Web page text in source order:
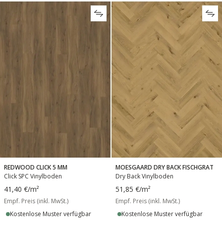
REDWOOD CLICK 5 MM
Click SPC Vinylboden
41,40 €/m²
Empf. Preis (inkl. MwSt.)
Kostenlose Muster verfügbar
MOESGAARD DRY BACK FISCHGRAT
Dry Back Vinylboden
51,85 €/m²
Empf. Preis (inkl. MwSt.)
Kostenlose Muster verfügbar